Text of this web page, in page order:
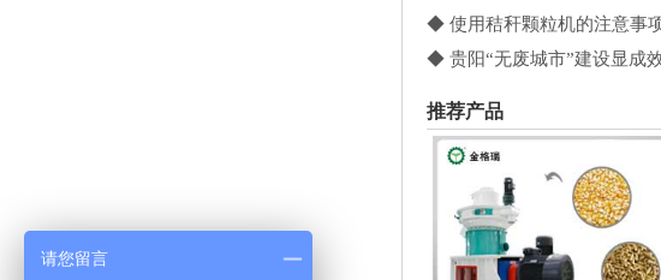
◆ 使用秸秆颗粒机的注意事
◆ 贵阳“无废城市”建设显成
推荐产品
请您留言